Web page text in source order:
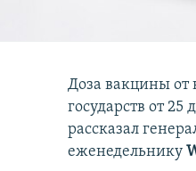
Доза вакцины от
государств от 25
рассказал
еженедельнику